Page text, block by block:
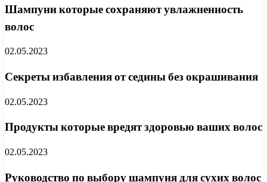
Шампуни которые сохраняют увлажненность
волос
02.05.2023
Секреты избавления от седины без окрашивания
02.05.2023
Продукты которые вредят здоровью ваших волос
02.05.2023
Руководство по выбору шампуня для сухих волос